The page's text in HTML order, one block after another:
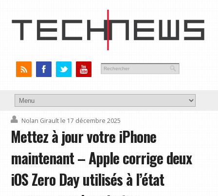
Nolan Girault le 17 décembre 2025
Mettez à jour votre iPhone
maintenant – Apple corrige deux
iOS Zero Day utilisés à l’état